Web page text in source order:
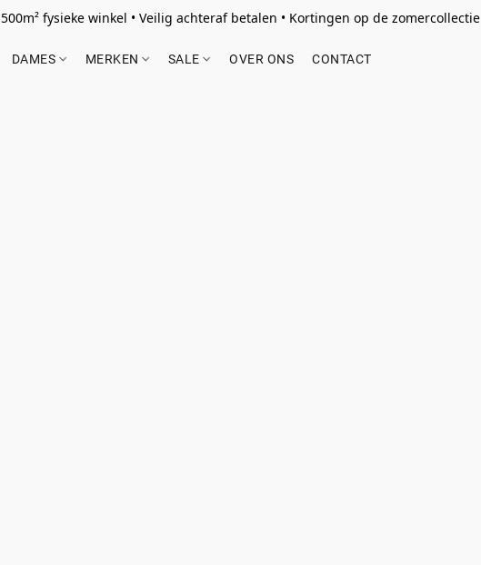
500m² fysieke winkel • Veilig achteraf betalen • Kortingen op de zomercollectie
DAMES MERKEN SALE OVER ONS CONTACT